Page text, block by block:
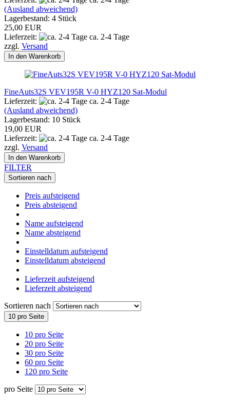
(Ausland abweichend)
Lagerbestand: 4 Stück
25,00 EUR
Lieferzeit:
ca. 2-4 Tage
zzgl. Versand
In den Warenkorb
FineAuts32S VEV195R V-0 HYZ120 Sat-Modul
Lieferzeit:
ca. 2-4 Tage
(Ausland abweichend)
Lagerbestand: 10 Stück
19,00 EUR
Lieferzeit:
ca. 2-4 Tage
zzgl. Versand
In den Warenkorb
FILTER
Sortieren nach
Preis aufsteigend
Preis absteigend
Name aufsteigend
Name absteigend
Einstelldatum aufsteigend
Einstelldatum absteigend
Lieferzeit aufsteigend
Lieferzeit absteigend
Sortieren nach
10 pro Seite
10 pro Seite
20 pro Seite
30 pro Seite
60 pro Seite
120 pro Seite
pro Seite